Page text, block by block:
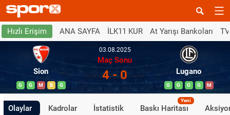
Hızlı Erişim ANA SAYFA İLK11 KUR At Yarışı Bankoları
Sion
G G M B G
03.08.2025
Maç Sonu
4 - 0 Lugano
G G G G M
Olaylar Kadrolar İstatistik Baskı Haritası
Yeni